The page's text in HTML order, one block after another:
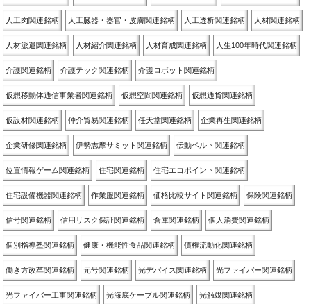
人工肉関連銘柄 人工臓器・器官・皮膚関連銘柄 人工透析関連銘柄 人材関連銘柄
人材派遣関連銘柄 人材紹介関連銘柄 人材育成関連銘柄 人生100年時代関連銘柄
介護関連銘柄 介護テック関連銘柄 介護ロボット関連銘柄
仮想移動体通信事業者関連銘柄 仮想空間関連銘柄 仮想通貨関連銘柄
仮設材関連銘柄 仲介貿易関連銘柄 任天堂関連銘柄 企業再生関連銘柄
企業研修関連銘柄 伊勢志摩サミット関連銘柄 伝動ベルト関連銘柄
位置情報ゲーム関連銘柄 住宅関連銘柄 住宅エコポイント関連銘柄
住宅設備機器関連銘柄 作業服関連銘柄 価格比較サイト関連銘柄 保険関連銘柄
信号関連銘柄 信用リスク保証関連銘柄 倉庫関連銘柄 個人消費関連銘柄
個別指導塾関連銘柄 健康・機能性食品関連銘柄 債権流動化関連銘柄
働き方改革関連銘柄 元号関連銘柄 光デバイス関連銘柄 光ファイバー関連銘柄
光ファイバー工事関連銘柄 光海底ケーブル関連銘柄 光触媒関連銘柄